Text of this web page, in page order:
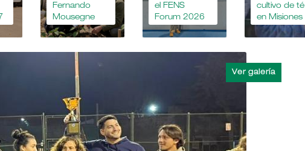
Fernando
Mousegne
el FENS
Forum 2026
cultivo de té
en Misiones